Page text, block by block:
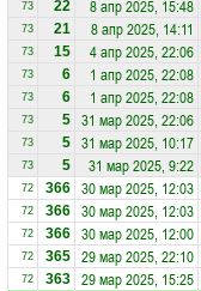
73 22 8 апр 2025, 15:48
73 21 8 апр 2025, 14:11
73 15 4 апр 2025, 22:06
73 6 1 апр 2025, 22:08
73 6 1 апр 2025, 22:08
73 5 31 мар 2025, 22:06
73 5 31 мар 2025, 10:17
73 5 31 мар 2025, 9:22
72 366 30 мар 2025, 12:03
72 366 30 мар 2025, 12:03
72 366 30 мар 2025, 12:00
72 365 29 мар 2025, 22:10
72 363 29 мар 2025, 15:25